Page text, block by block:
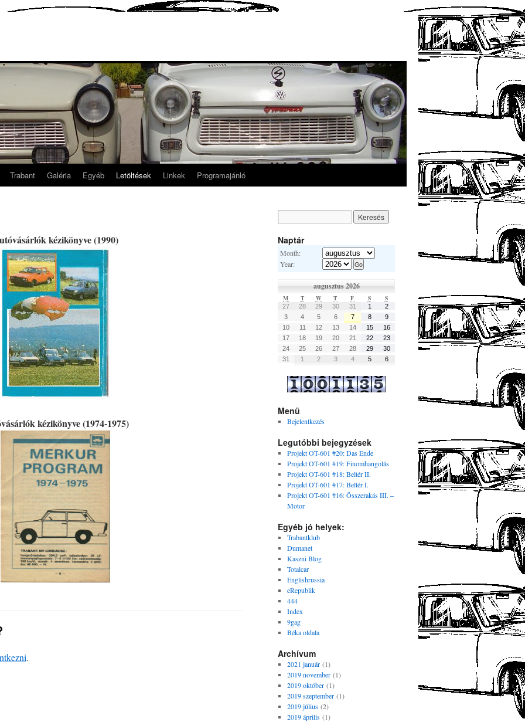
Trabant Galéria Egyéb Letöltések Linkek Programajánló
kézikönyve (1990)
kézikönyve (1974-1975)
.
Naptár
Month:
Year:
augusztus 2026
M T W T F S S
27 28 29 30 31 1
2
3
4 5 6 7 8
9
10
11 12 13 14 15
16
17
18 19 20 21 22
23
24
25 26 27 28 29
30
31
1 2 3 4 5 6
Menü
Bejelentkezés
Legutóbbi bejegyzések
Projekt OT-601 #20: Das Ende
Projekt OT-601 #19: Finomhangolás
Projekt OT-601 #18: Beltér II.
Projekt OT-601 #17: Beltér I.
Projekt OT-601 #16: Összerakás III. –
Motor
Egyéb jó helyek:
Trabantklub
Dumanet
Kaszni Blog
Totalcar
Englishrussia
eRepublik
444
Index
9gag
Béka oldala
Archívum
2021 január(1)
2019 november(1)
2019 október(1)
2019 szeptember(1)
2019 július(2)
2019 április(1)